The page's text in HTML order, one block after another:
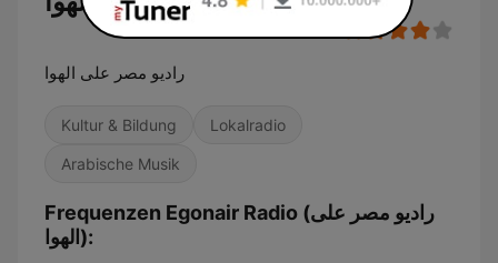
راديو مصر على الهوا
Kultur & Bildung Lokalradio
Arabische Musik
Frequenzen Egonair Radio (راديو مصر على
الهوا):